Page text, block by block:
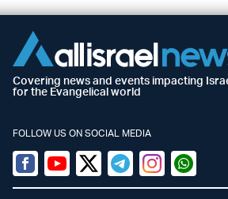
Covering news and events impacting
for the Evangelical world
FOLLOW US ON SOCIAL MEDIA
Facebook
YoutubeTwitter (X)
TelegramInstagram